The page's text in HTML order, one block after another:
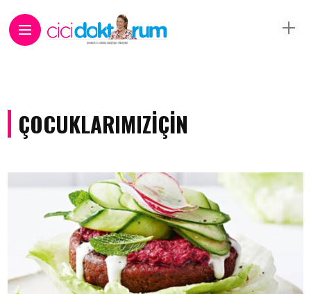
ÇOCUKLARIMIZİÇIN